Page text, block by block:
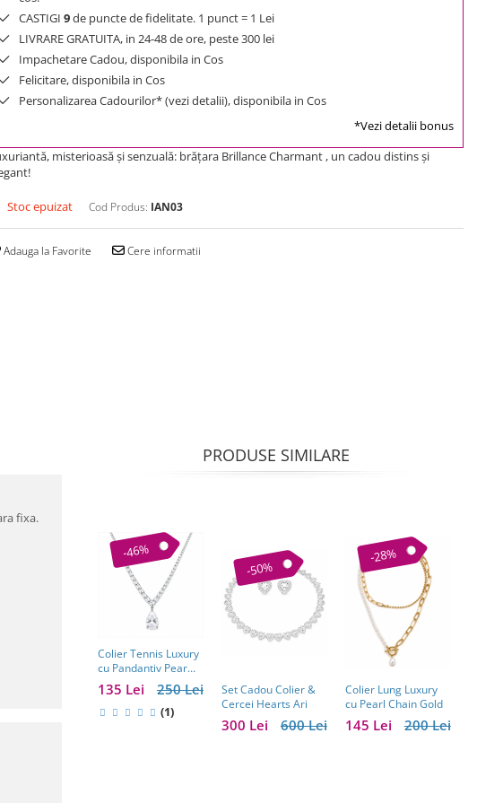
CASTIGI 9de puncte de fidelitate. 1 punct = 1 Lei
LIVRARE GRATUITA, in 24-48 de ore, peste 300 lei
Impachetare Cadou, disponibila in Cos
Felicitare, disponibila in Cos
Personalizarea Cadourilor* (vezi detalii), disponibila in Cos
*Vezi detalii bonus
misterioasă şi senzuală: brăţara Brillance Charmant , un cadou distins şi
Stoc epuizat Cod Produs: IAN03
Adauga la Favorite Cere informatii
fixa.
PRODUSE SIMILARE
-46%
Colier Tennis Luxury
cu Pandantiv Pear
Cut – Eleganță
Atemporală 250 Lei
135 Lei
(1)
-50%
Set Cadou Colier &
Cercei Hearts Ari
600 Lei
300 Lei
-28%
Colier Lung Luxury
cu Pearl Chain Gold
200 Lei
145 Lei